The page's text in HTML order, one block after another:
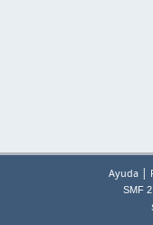
Ayuda |
SMF